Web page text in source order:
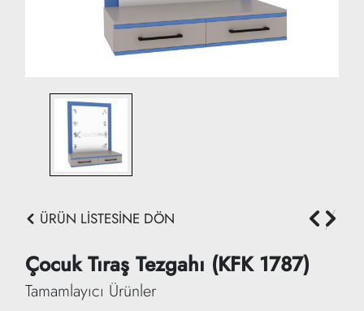
ÜRÜN LİSTESİNE DÖN
Çocuk Tıraş Tezgahı (KFK 1787)
Tamamlayıcı Ürünler